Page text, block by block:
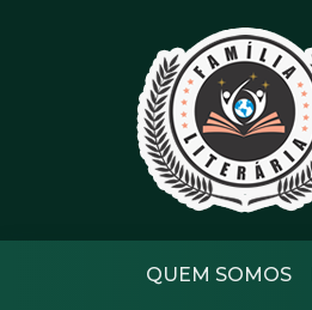
QUEM SOMOS